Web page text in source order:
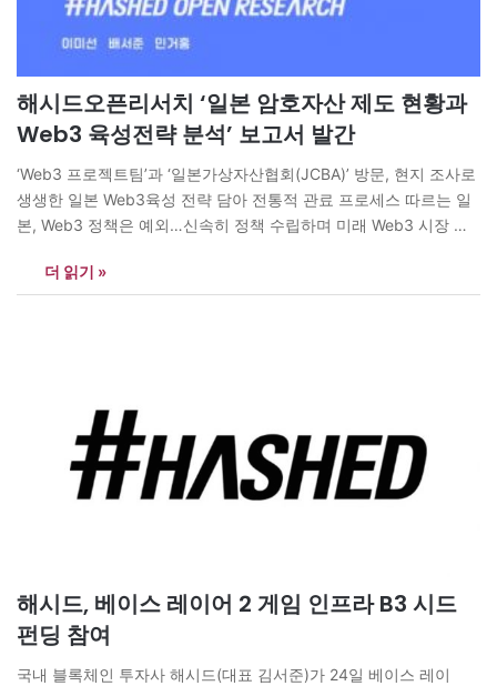
해시드오픈리서치 ‘일본 암호자산 제도 현황과
Web3 육성전략 분석’ 보고서 발간
‘Web3 프로젝트팀’과 ‘일본가상자산협회(JCBA)’ 방문, 현지 조사로
생생한 일본 Web3육성 전략 담아 전통적 관료 프로세스 따르는 일
본, Web3 정책은 예외…신속히 정책 수립하며 미래 Web3 시장 선
해시드오픈리서치는 ‘일본 암호자산 제도 현황과 Web3 육성전략’
보고서를 발간했다고 밝혔다. 한국은 업비트, 빗썸 등의 거래소를…
더 읽기 »
해시드, 베이스 레이어 2 게임 인프라 B3 시드
펀딩 참여
국내 블록체인 투자사 해시드(대표 김서준)가 24일 베이스 레이